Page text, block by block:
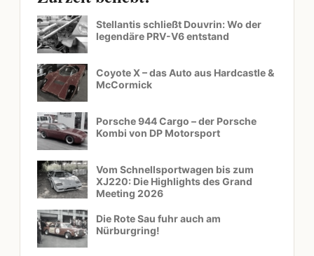
Stellantis schließt Douvrin: Wo der
legendäre PRV-V6 entstand
Coyote X – das Auto aus Hardcastle &
McCormick
Porsche 944 Cargo – der Porsche
Kombi von DP Motorsport
Vom Schnellsportwagen bis zum
XJ220: Die Highlights des Grand
Meeting 2026
Die Rote Sau fuhr auch am
Nürburgring!